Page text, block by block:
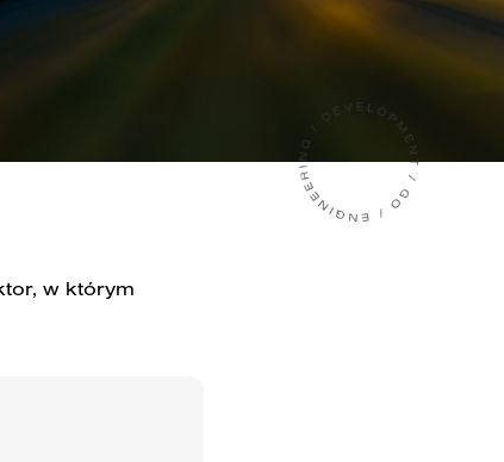
w którym